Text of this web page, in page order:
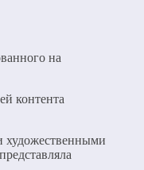
на
контента
художественными